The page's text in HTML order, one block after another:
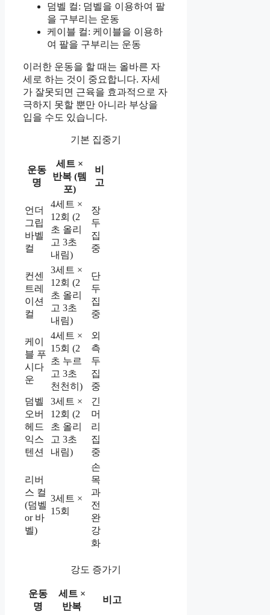
덤벨 컬: 덤벨을 이용하여 팔
을 구부리는 운동
케이블 컬: 케이블을 이용하
여 팔을 구부리는 운동
이러한 운동을 할 때는 올바른 자
세로 하는 것이 중요합니다. 자세
가 잘못되면 근육을 효과적으로 자
극하지 못할 뿐만 아니라 부상을
입을 수도 있습니다.
기본 집중기
운동
명
세트 ×
반복 (템
포)
비
고
언더
그립
바벨
컬
4세트 ×
12회 (2
초 올리
고 3초
내림)
장
두
집
중
컨센
트레
이션
컬
3세트 ×
12회 (2
초 올리
고 3초
내림)
단
두
집
중
케이
블 푸
시다
운
4세트 ×
15회 (2
초 누르
고 3초
천천히)
외
측
두
집
중
덤벨
오버
헤드
익스
텐션
3세트 ×
12회 (2
초 올리
고 3초
내림)
긴
머
리
집
중
리버
스 컬
(덤벨
or 바
벨)
3세트 ×
15회
손
목
과
전
완
강
화
강도 증가기
운동
명
세트 ×
반복
비고